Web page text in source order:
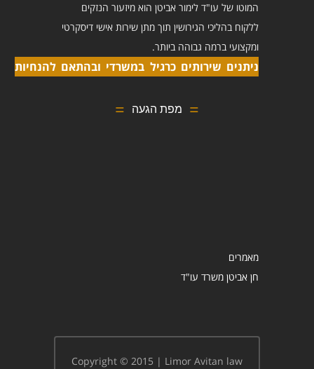
המוטו של עו"ד לימור אביטן הוא מיזעור הנזקים
ללקוח בהליכי הגירושין תוך מתן שירות אישי דיסקרטי
ומקצועי ברמה גבוהה ביותר.
ניתנים שירותים כרגיל במשרדי ובהתאם להנחיות
מפת הגעה
מאמרים
Copyright © 2015 | Limor Avitan law